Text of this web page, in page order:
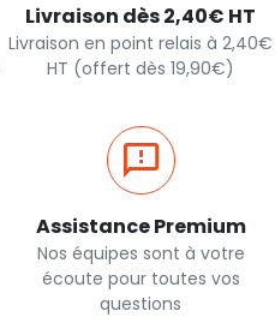
Livraison dès 2,40€ HT
Livraison en point relais à 2,40€
HT (offert dès 19,90€)
Assistance Premium
Nos équipes sont à votre
écoute pour toutes vos
questions